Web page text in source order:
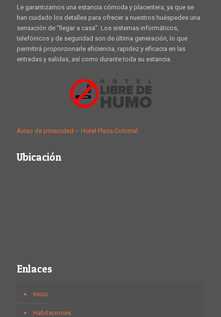
Le garantizamos una estancia cómoda y placentera, ya que se
han cuidado los detalles para ofrecer a nuestros huéspedes una
sensación de “llegar a casa”. Los sistemas informáticos,
telefónicos y de seguridad son de última generación, lo que
permitirá proporcionarle eficiencia, rapidez y eficacia en las
entradas y salidas, así como durante toda su estancia.
Aviso de privacidad – Hotel Plaza Colonial:
Ubicación
Enlaces
Inicio
Habitaciones